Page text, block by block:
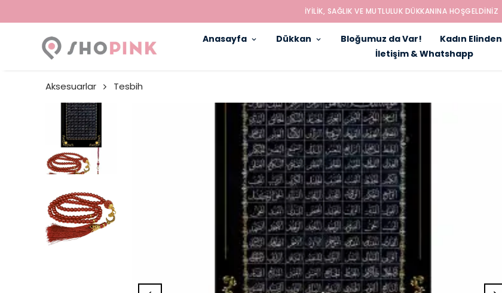
İYILIK, SAĞLIK VE MUTLULUK DÜKKANINA HOŞGELDINIZ
Anasayfa Dükkan Bloğumuz da Var! Kadın Elinden
İletişim & Whatshapp
Aksesuarlar Tesbih